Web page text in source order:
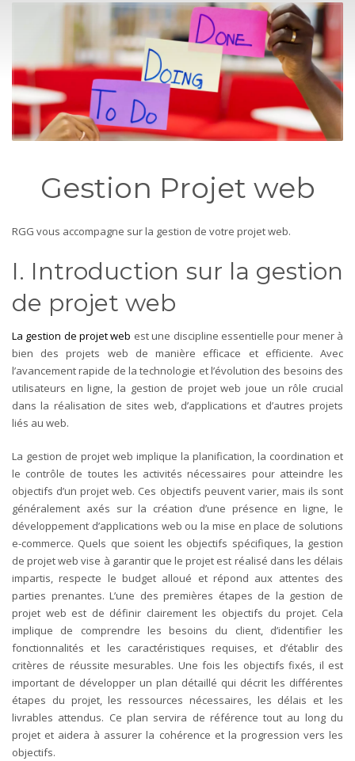
Gestion Projet web
RGG vous accompagne sur la gestion de votre projet web.
I. Introduction sur la gestion
de projet web
La gestion de projet web est une discipline essentielle pour mener à
bien des projets web de manière efficace et efficiente. Avec
l’avancement rapide de la technologie et l’évolution des besoins des
utilisateurs en ligne, la gestion de projet web joue un rôle crucial
dans la réalisation de sites web, d’applications et d’autres projets
liés au web.
La gestion de projet web implique la planification, la coordination et
le contrôle de toutes les activités nécessaires pour atteindre les
objectifs d’un projet web. Ces objectifs peuvent varier, mais ils sont
généralement axés sur la création d’une présence en ligne, le
développement d’applications web ou la mise en place de solutions
e-commerce. Quels que soient les objectifs spécifiques, la gestion
de projet web vise à garantir que le projet est réalisé dans les délais
impartis, respecte le budget alloué et répond aux attentes des
parties prenantes.L’une des premières étapes de la gestion de
projet web est de définir clairement les objectifs du projet. Cela
implique de comprendre les besoins du client, d’identifier les
fonctionnalités et les caractéristiques requises, et d’établir des
critères de réussite mesurables. Une fois les objectifs fixés, il est
important de développer un plan détaillé qui décrit les différentes
étapes du projet, les ressources nécessaires, les délais et les
livrables attendus. Ce plan servira de référence tout au long du
projet et aidera à assurer la cohérence et la progression vers les
objectifs.